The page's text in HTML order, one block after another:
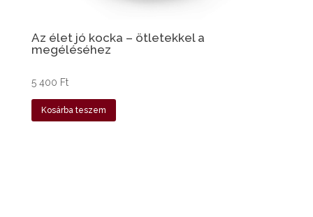
Az élet jó kocka – ötletekkel a
megéléséhez
5 400 Ft
Kosárba teszem